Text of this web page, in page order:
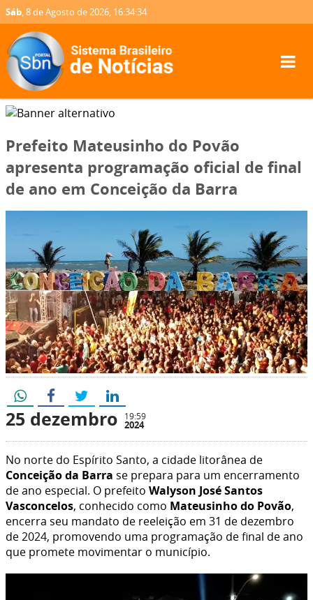
Sáb, 8 de Agosto de 2026, 16:34:36
Prefeito Mateusinho do Povão
apresenta programação oficial de final
de ano em Conceição da Barra
25 dezembro 19:59
2024
No norte do Espírito Santo, a cidade litorânea de
Conceição da Barra se prepara para um encerramento
de ano especial. O prefeito Walyson José Santos
Vasconcelos, conhecido como Mateusinho do Povão,
encerra seu mandato de reeleição em 31 de dezembro
de 2024, promovendo uma programação de final de ano
que promete movimentar o município.